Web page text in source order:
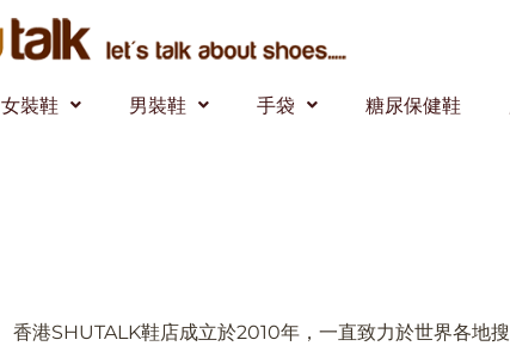
女裝鞋 男裝鞋 手袋 糖尿保健鞋
香港SHUTALK鞋店成立於2010年，一直致力於世界各地